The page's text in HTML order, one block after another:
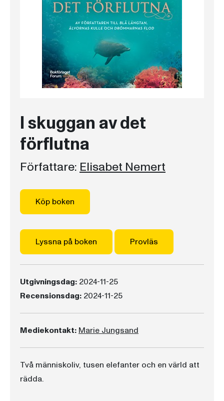
I skuggan av det
förflutna
Författare: Elisabet Nemert
Köp boken
Lyssna på boken Provläs
Utgivningsdag: 2024-11-25
Recensionsdag: 2024-11-25
Mediekontakt: Marie Jungsand
Två människoliv, tusen elefanter och en värld att
rädda.